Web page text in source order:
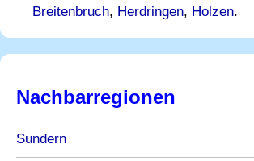
Breitenbruch, Herdringen, Holzen.
Nachbarregionen
Sundern